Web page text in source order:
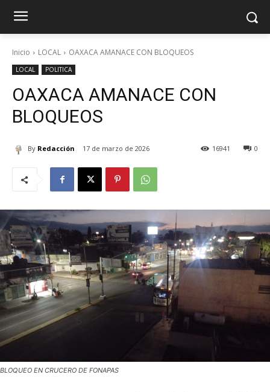
Inicio LOCAL OAXACA AMANACE CON BLOQUEOS
LOCAL POLITICA
OAXACA AMANACE CON
BLOQUEOS
By Redacción 17 de marzo de 2026 0
16941
BLOQUEO EN CRUCERO DE FONAPAS